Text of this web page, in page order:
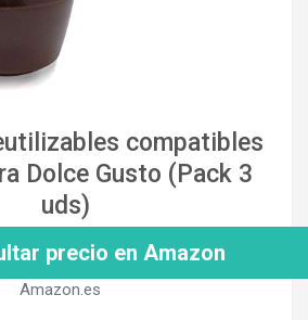
compatibles
Dolce Gusto (Pack 3
uds)
precio en Amazon
Amazon.es